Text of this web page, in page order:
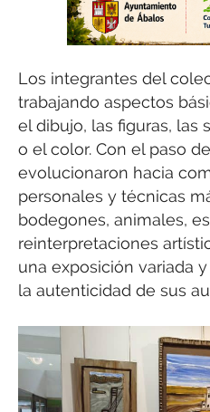
Los integrantes del
trabajando aspectos
el dibujo, las figuras, las
o el color. Con el paso
evolucionaron hacia
personales y técnicas
bodegones, animales,
reinterpretaciones
una exposición variada
la autenticidad de sus